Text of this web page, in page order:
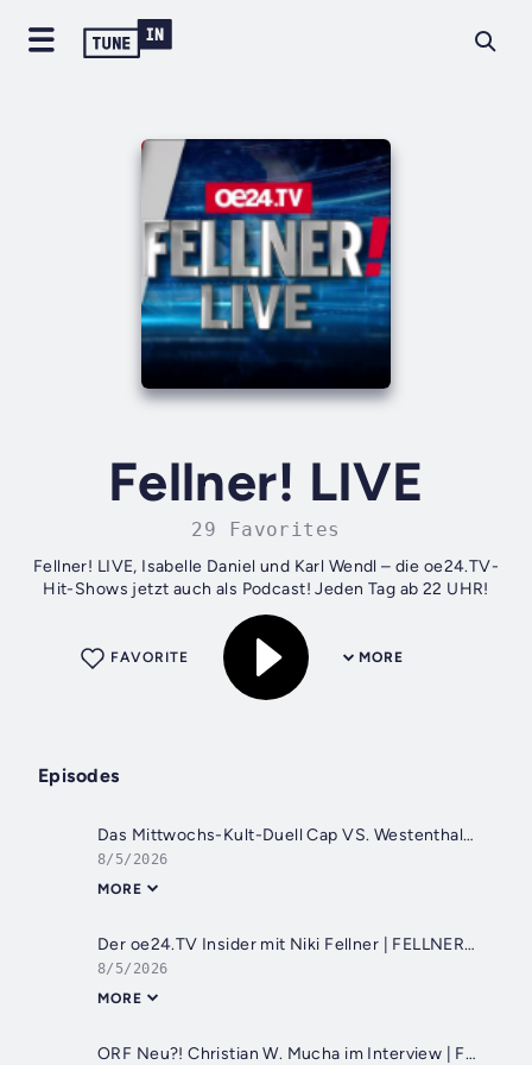
Fellner! LIVE
29 Favorites
Fellner! LIVE, Isabelle Daniel und Karl Wendl – die oe24.TV-
Hit-Shows jetzt auch als Podcast! Jeden Tag ab 22 UHR!
MORE
FAVORITE
Episodes
Das Mittwochs-Kult-Duell Cap VS. Westenthaler | FELLNER! LIVE
8/5/2026
MORE
Der oe24.TV Insider mit Niki Fellner | FELLNER! LIVE
8/5/2026
MORE
ORF Neu?! Christian W. Mucha im Interview | FELLNER! LIVE